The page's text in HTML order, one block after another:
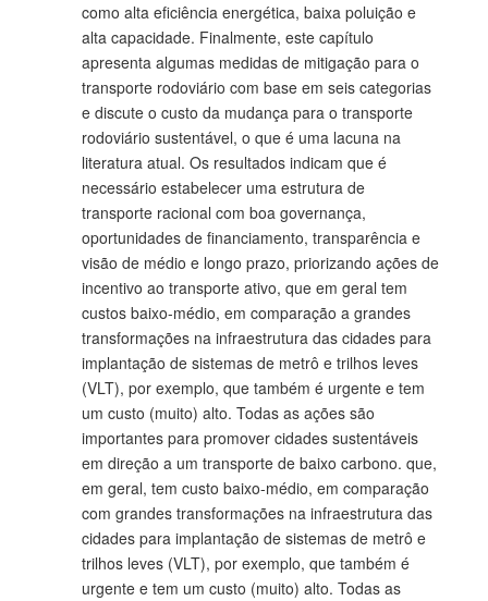
como alta eficiência energética, baixa poluição e
alta capacidade. Finalmente, este capítulo
apresenta algumas medidas de mitigação para o
transporte rodoviário com base em seis categorias
e discute o custo da mudança para o transporte
rodoviário sustentável, o que é uma lacuna na
literatura atual. Os resultados indicam que é
necessário estabelecer uma estrutura de
transporte racional com boa governança,
oportunidades de financiamento, transparência e
visão de médio e longo prazo, priorizando ações de
incentivo ao transporte ativo, que em geral tem
custos baixo-médio, em comparação a grandes
transformações na infraestrutura das cidades para
implantação de sistemas de metrô e trilhos leves
(VLT), por exemplo, que também é urgente e tem
um custo (muito) alto. Todas as ações são
importantes para promover cidades sustentáveis ​​
em direção a um transporte de baixo carbono. que,
em geral, tem custo baixo-médio, em comparação
com grandes transformações na infraestrutura das
cidades para implantação de sistemas de metrô e
trilhos leves (VLT), por exemplo, que também é
urgente e tem um custo (muito) alto. Todas as